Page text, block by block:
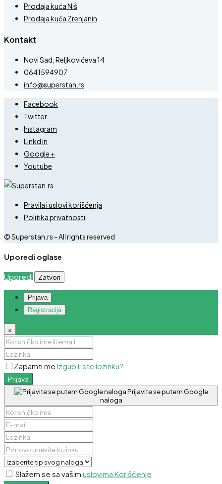
Prodaja kuća Niš
Prodaja kuća Zrenjanin
Kontakt
Novi Sad, Reljkovićeva 14
0641594907
info@superstan.rs
Facebook
Twitter
Instagram
Linkd in
Google +
Youtube
Pravila i uslovi korišćenja
Politika privatnosti
© Superstan.rs - All rights reserved
Uporedi oglase
Uporedi Zatvori
Prijava
Registracija
×
Zapamti me Izgubili ste lozinku?
Prijava
Prijavite se putem Google
naloga
Slažem se sa vašim uslovima Korišćenje